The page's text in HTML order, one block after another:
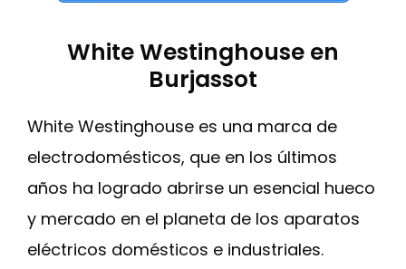
White Westinghouse en
Burjassot
White Westinghouse es una marca de
electrodomésticos, que en los últimos
años ha logrado abrirse un esencial hueco
y mercado en el planeta de los aparatos
eléctricos domésticos e industriales.